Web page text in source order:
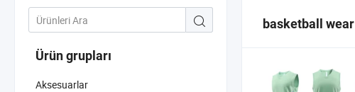
Ürün grupları
Aksesuarlar
basketball wear